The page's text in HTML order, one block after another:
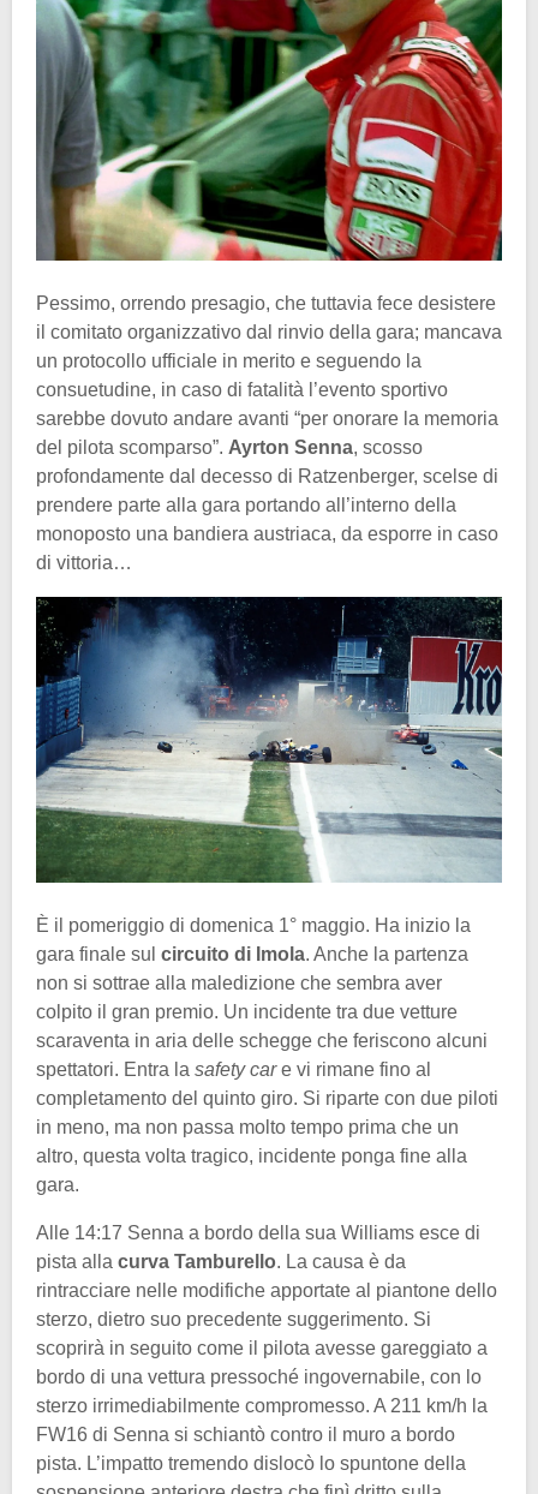
Pessimo, orrendo presagio, che tuttavia fece desistere
il comitato organizzativo dal rinvio della gara; mancava
un protocollo ufficiale in merito e seguendo la
consuetudine, in caso di fatalità l’evento sportivo
sarebbe dovuto andare avanti “per onorare la memoria
del pilota scomparso”. Ayrton Senna, scosso
profondamente dal decesso di Ratzenberger, scelse di
prendere parte alla gara portando all’interno della
monoposto una bandiera austriaca, da esporre in caso
di vittoria…
È il pomeriggio di domenica 1° maggio. Ha inizio la
gara finale sul circuito di Imola. Anche la partenza
non si sottrae alla maledizione che sembra aver
colpito il gran premio. Un incidente tra due vetture
scaraventa in aria delle schegge che feriscono alcuni
spettatori. Entra la safety care vi rimane fino al
completamento del quinto giro. Si riparte con due piloti
in meno, ma non passa molto tempo prima che un
altro, questa volta tragico, incidente ponga fine alla
gara.
Alle 14:17 Senna a bordo della sua Williams esce di
pista alla curva Tamburello. La causa è da
rintracciare nelle modifiche apportate al piantone dello
sterzo, dietro suo precedente suggerimento. Si
scoprirà in seguito come il pilota avesse gareggiato a
bordo di una vettura pressoché ingovernabile, con lo
sterzo irrimediabilmente compromesso. A 211 km/h la
FW16 di Senna si schiantò contro il muro a bordo
pista. L’impatto tremendo dislocò lo spuntone della